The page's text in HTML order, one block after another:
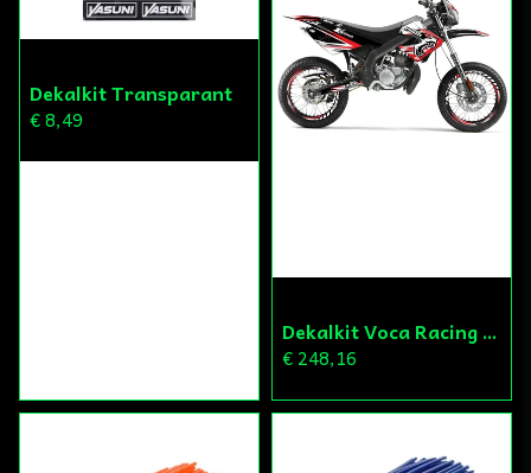
Dekalkit Transparant
€ 8,49
Dekalkit Voca Racing Derbi/Gilera
€ 248,16